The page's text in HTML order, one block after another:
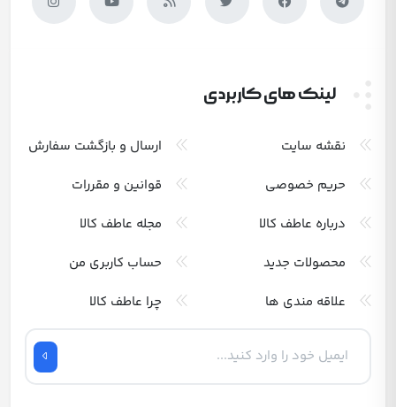
لینک های کاربردی
نقشه سایت
ارسال و بازگشت سفارش
حریم خصوصی
قوانین و مقررات
درباره عاطف کالا
مجله عاطف کالا
محصولات جدید
حساب کاربری من
علاقه مندی ها
چرا عاطف کالا